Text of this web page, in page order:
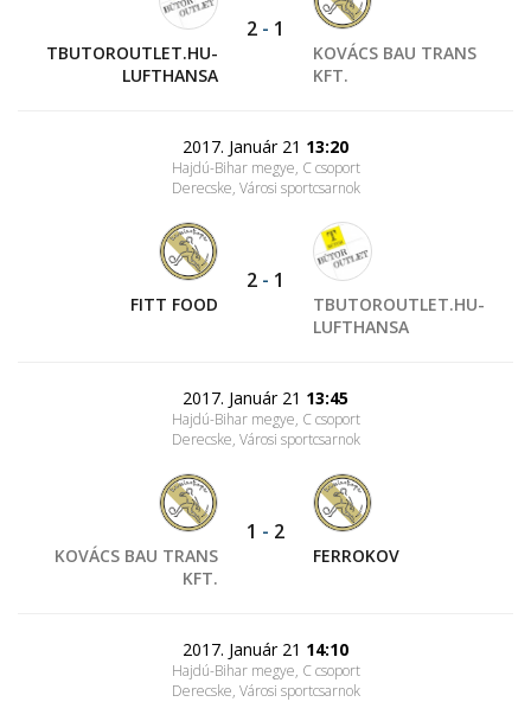
TBUTOROUTLET.HU-
LUFTHANSA
2 - 1
KOVÁCS BAU TRANS
KFT.
2017. Január 21 13:20
Hajdú-Bihar megye, C csoport
Derecske, Városi sportcsarnok
FITT FOOD
2 - 1
TBUTOROUTLET.HU-
LUFTHANSA
2017. Január 21 13:45
Hajdú-Bihar megye, C csoport
Derecske, Városi sportcsarnok
KOVÁCS BAU TRANS
KFT.
1 - 2
FERROKOV
2017. Január 21 14:10
Hajdú-Bihar megye, C csoport
Derecske, Városi sportcsarnok